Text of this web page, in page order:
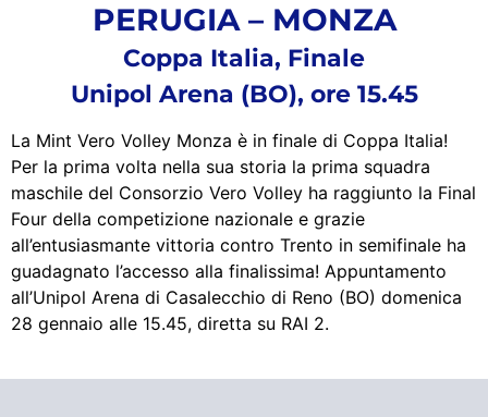
PERUGIA – MONZA
Coppa Italia, Finale
Unipol Arena (BO), ore 15.45
La Mint Vero Volley Monza è in finale di Coppa Italia!
Per la prima volta nella sua storia la prima squadra
maschile del Consorzio Vero Volley ha raggiunto la Final
Four della competizione nazionale e grazie
all’entusiasmante vittoria contro Trento in semifinale ha
guadagnato l’accesso alla finalissima! Appuntamento
all’Unipol Arena di Casalecchio di Reno (BO) domenica
28 gennaio alle 15.45, diretta su RAI 2.